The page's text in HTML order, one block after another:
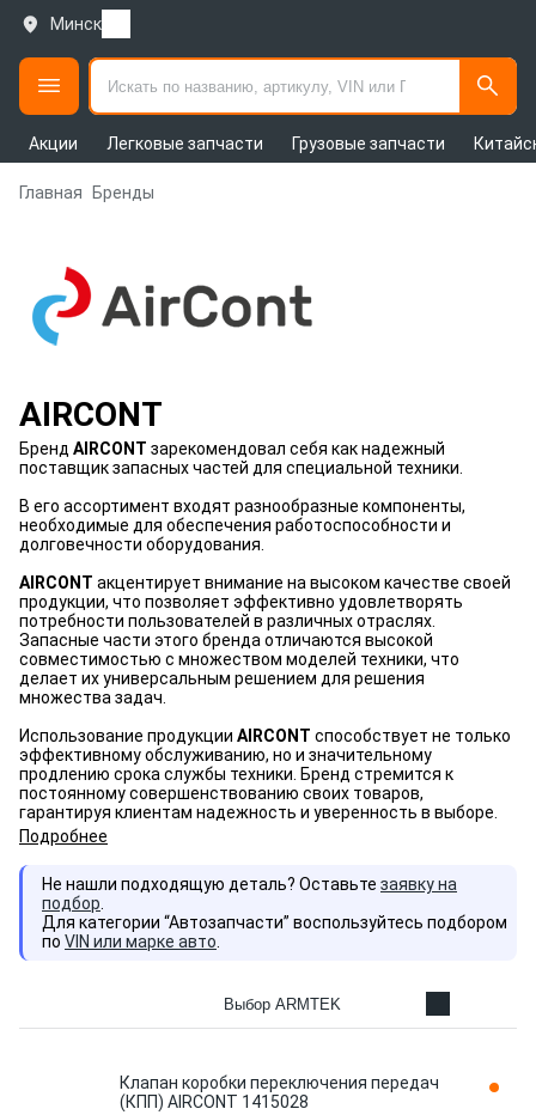
Минск
Акции Легковые запчасти Грузовые запчасти
Главная Бренды
AIRCONT
Бренд AIRCONT зарекомендовал себя как надежный
поставщик запасных частей для специальной техники.
В его ассортимент входят разнообразные компоненты,
необходимые для обеспечения работоспособности и
долговечности оборудования.
AIRCONT акцентирует внимание на высоком качестве своей
продукции, что позволяет эффективно удовлетворять
потребности пользователей в различных отраслях.
Запасные части этого бренда отличаются высокой
совместимостью с множеством моделей техники, что
делает их универсальным решением для решения
множества задач.
Использование продукции AIRCONT способствует не только
эффективному обслуживанию, но и значительному
продлению срока службы техники. Бренд стремится к
постоянному совершенствованию своих товаров,
гарантируя клиентам надежность и уверенность в выборе.
Подробнее
Не нашли подходящую деталь? Оставьте заявку на
подбор
Для категории “Автозапчасти” воспользуйтесь подбором
по VIN или марке авто
Выбор ARMTEK
Клапан коробки переключения передач
(КПП) AIRCONT 1415028